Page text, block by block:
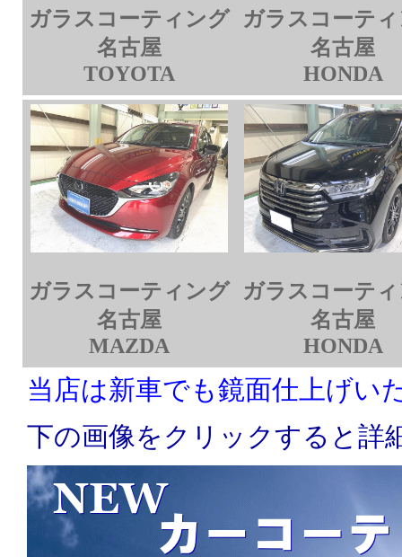
ガラスコーティング
名古屋
TOYOTA
ガラスコーテ
名古屋
HONDA
ガラスコーティング
名古屋
MAZDA
ガラスコーテ
名古屋
HONDA
当店は新車でも鏡面仕上げい
下の画像をクリックすると詳